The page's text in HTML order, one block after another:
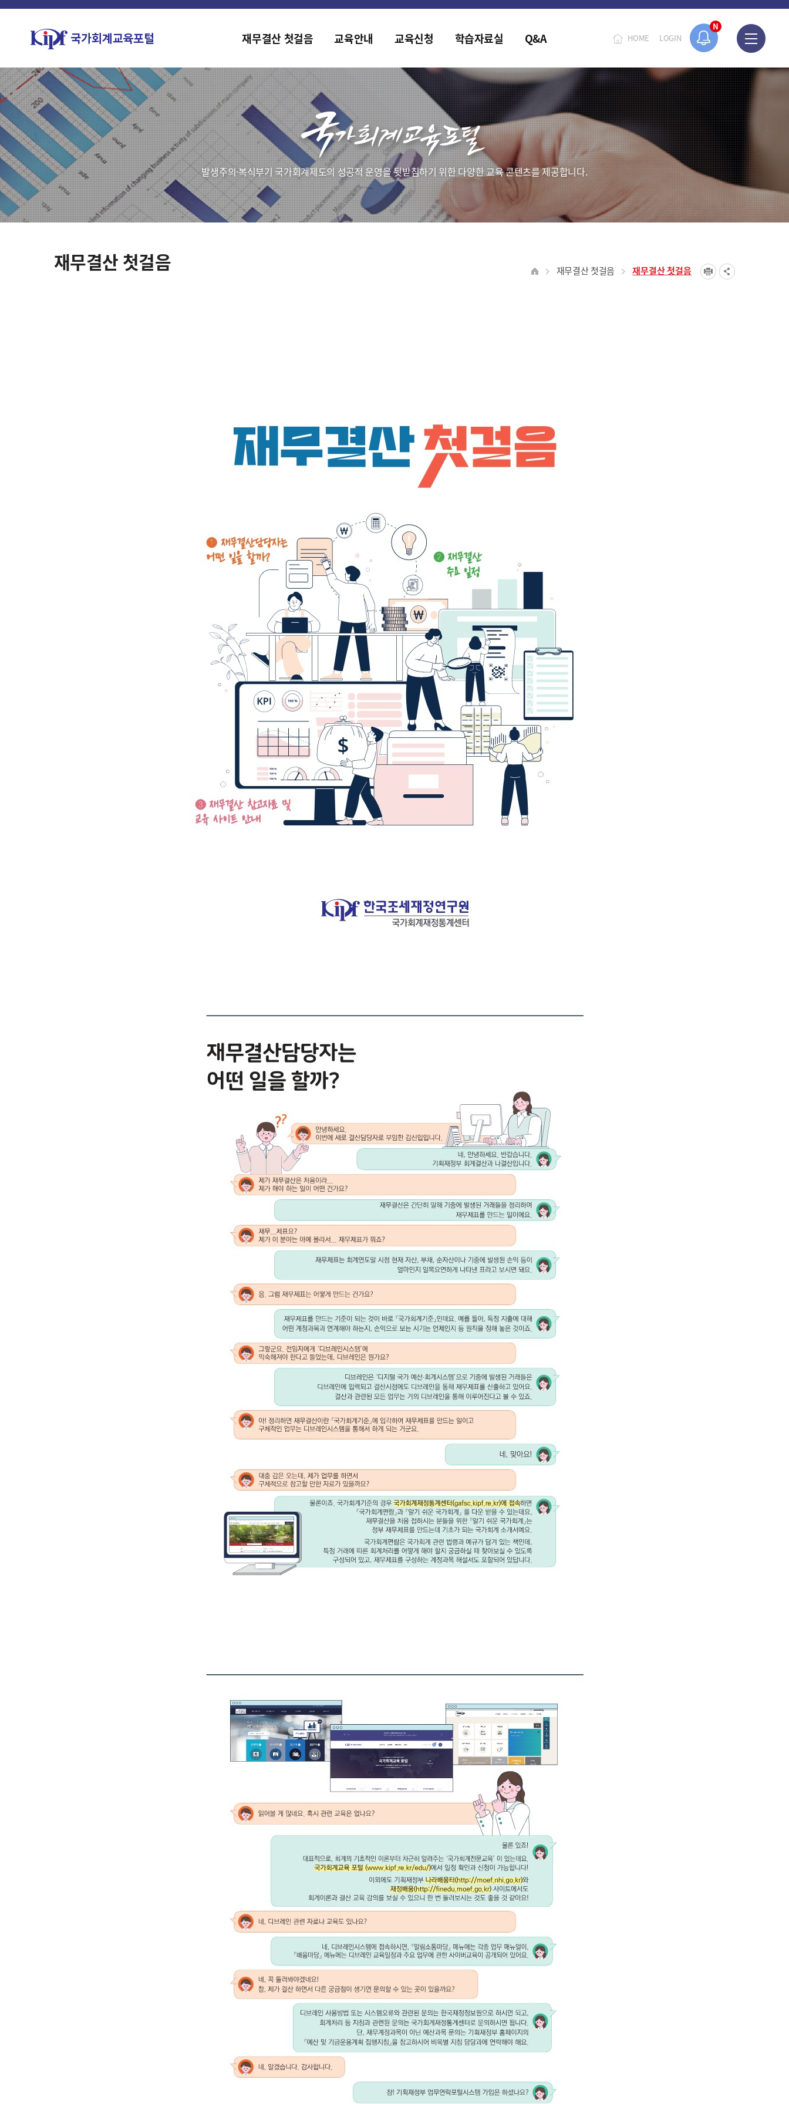
N
2019년도 국가회계 전문교육 사전수요조사 안내
HOME LOGIN
재무결산 첫걸음 교육안내 교육신청 학습자료실 Q&A
발생주의·복식부기 국가회계제도의 성공적 운영을 뒷받침하기 위한 다양한 교육 콘텐츠를 제공합니다.
재무결산 첫걸음 재무결산 첫걸음 재무결산 첫걸음